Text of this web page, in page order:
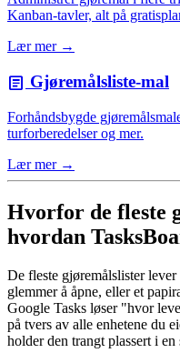
Kanban-tavler, alt på
Lær mer →
article Gjøremålsliste-mal
Forhåndsbygde
turforberedelser og mer.
Lær mer →
Hvorfor de fleste
hvordan
De fleste gjøremålslister
glemmer å åpne, eller et
Google Tasks løser "hvor
på tvers av alle enhetene du
holder den trangt plassert i en